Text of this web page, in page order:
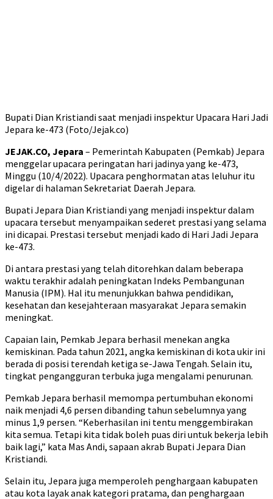
Bupati Dian Kristiandi saat menjadi inspektur Upacara Hari Jadi
Jepara ke-473 (Foto/Jejak.co)
JEJAK.CO, Jepara – Pemerintah Kabupaten (Pemkab) Jepara
menggelar upacara peringatan hari jadinya yang ke-473,
Minggu (10/4/2022). Upacara penghormatan atas leluhur itu
digelar di halaman Sekretariat Daerah Jepara.
Bupati Jepara Dian Kristiandi yang menjadi inspektur dalam
upacara tersebut menyampaikan sederet prestasi yang selama
ini dicapai. Prestasi tersebut menjadi kado di Hari Jadi Jepara
ke-473.
Di antara prestasi yang telah ditorehkan dalam beberapa
waktu terakhir adalah peningkatan Indeks Pembangunan
Manusia (IPM). Hal itu menunjukkan bahwa pendidikan,
kesehatan dan kesejahteraan masyarakat Jepara semakin
meningkat.
Capaian lain, Pemkab Jepara berhasil menekan angka
kemiskinan. Pada tahun 2021, angka kemiskinan di kota ukir ini
berada di posisi terendah ketiga se-Jawa Tengah. Selain itu,
tingkat pengangguran terbuka juga mengalami penurunan.
Pemkab Jepara berhasil memompa pertumbuhan ekonomi
naik menjadi 4,6 persen dibanding tahun sebelumnya yang
minus 1,9 persen. “Keberhasilan ini tentu menggembirakan
kita semua. Tetapi kita tidak boleh puas diri untuk bekerja lebih
baik lagi,” kata Mas Andi, sapaan akrab Bupati Jepara Dian
Kristiandi.
Selain itu, Jepara juga memperoleh penghargaan kabupaten
atau kota layak anak kategori pratama, dan penghargaan